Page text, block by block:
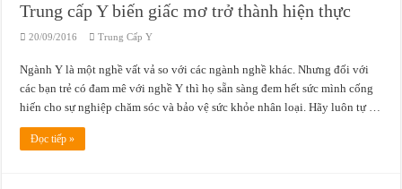
Học chứng chỉ sơ cấp xoa bóp bấm huyệt Sài Gòn ở đâu?
Đào tạo kỹ thuật viên xoa bóp bấm huyệt chuẩn đầu ra Bộ Y tế
Tuyển sinh sơ cấp Xoa bóp bấm huyệt tại Sài Gòn năm 2020
Đào tạo sơ cấp xoa bóp bấm huyệt Sài Gòn năm 2020
Học chứng chỉ xoa bóp bấm huyệt Sài Gòn mất bao lâu để được cấp chứng chỉ?
Tuyển sinh đào tạo xoa bóp bấm huyệt Sài Gòn năm 2020
Trung cấp Y biến giấc mơ trở thành hiện thực
20/09/2016 Trung Cấp Y
Ngành Y là một nghề vất vả so với các ngành nghề khác. Nhưng đối với
các bạn trẻ có đam mê với nghề Y thì họ sẵn sàng đem hết sức mình cống
hiến cho sự nghiệp chăm sóc và bảo vệ sức khỏe nhân loại. Hãy luôn tự …
Đọc tiếp »